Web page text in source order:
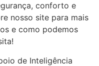
conforto e
nosso site para mais
e como podemos
de Inteligência